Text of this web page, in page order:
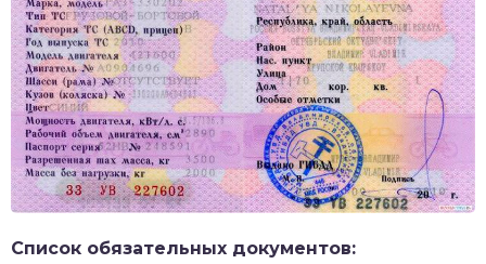
Список обязательных документов: